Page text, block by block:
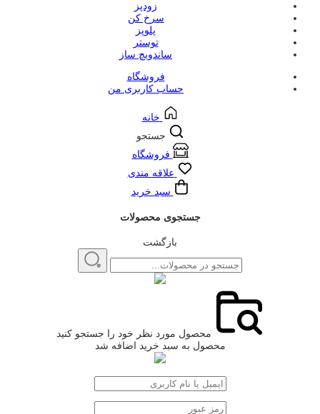
زودپز
سرخ کن
پلوپز
توستر
ساندویچ ساز
فروشگاه
حساب کاربری من
خانه
جستجو
فروشگاه
علاقه مندی
سبد خرید
جستجوی محصولات
بازگشت
محصول مورد نظر خود را جستجو کنید
محصول به سبد خرید اضافه شد